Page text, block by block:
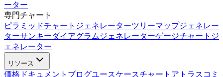
ーター
専門チャート
ピラミッドチャートジェネレーターツリーマップジェネレー
ターサンキーダイアグラムジェネレーターゲージチャートジ
ェネレーター
リソース
価格 ドキュメント ブログユースケースチャートアトラス コミ